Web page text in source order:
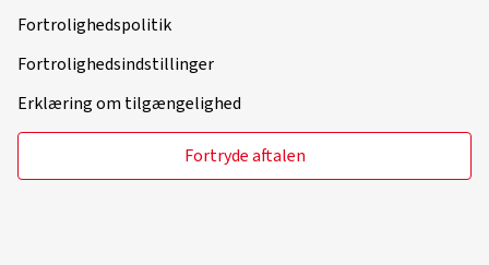
Fortrolighedspolitik
Fortrolighedsindstillinger
Erklæring om tilgængelighed
Fortryde aftalen